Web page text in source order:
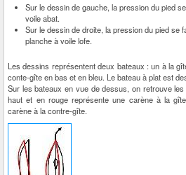
Sur le dessin de gauche, la pression du pied
voile abat.
Sur le dessin de droite, la pression du pied se
planche à voile lofe.
Les dessins représentent deux bateaux : un à la
conte-gîte en bas et en bleu. Le bateau à plat est
Sur les bateaux en vue de dessus, on retrouve
haut et en rouge représente une carène à la
carène à la contre-gîte.